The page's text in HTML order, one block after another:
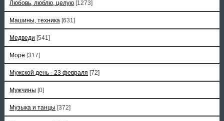
Любовь, люблю, целую [1273]
Машины, техника [631]
Медведи [541]
Море [317]
Мужской день - 23 февраля [72]
Мужчины [0]
Музыка и танцы [372]